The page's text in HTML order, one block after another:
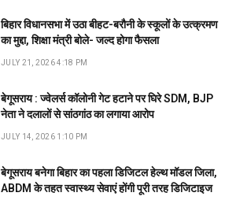
बिहार विधानसभा में उठा बीहट-बरौनी के स्कूलों के उत्क्रमण
का मुद्दा, शिक्षा मंत्री बोले- जल्द होगा फैसला
JULY 21, 2026 4:18 PM
बेगूसराय : ज्वेलर्स कॉलोनी गेट हटाने पर घिरे SDM, BJP
नेता ने दलालों से सांठगांठ का लगाया आरोप
JULY 14, 2026 1:10 PM
बेगूसराय बनेगा बिहार का पहला डिजिटल हेल्थ मॉडल जिला,
ABDM के तहत स्वास्थ्य सेवाएं होंगी पूरी तरह डिजिटाइज